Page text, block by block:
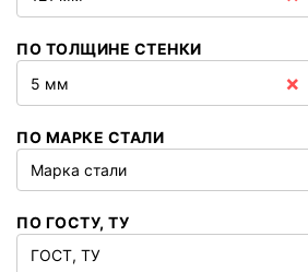
ПО ТОЛЩИНЕ СТЕНКИ
5 мм
×
ПО МАРКЕ СТАЛИ
Марка стали
ПО ГОСТУ, ТУ
ГОСТ, ТУ